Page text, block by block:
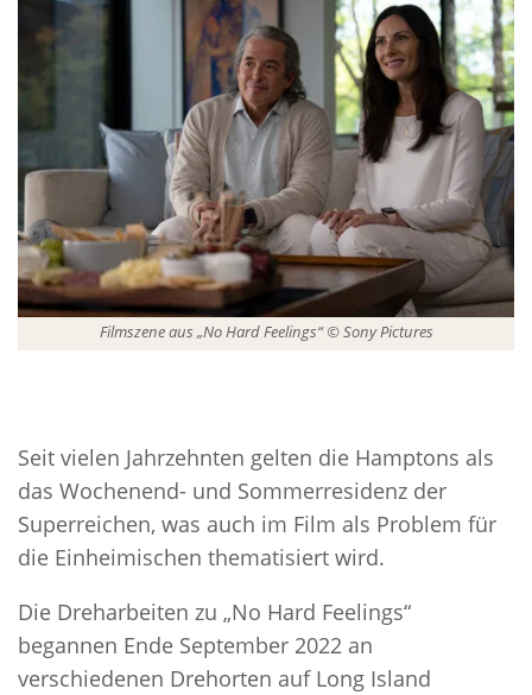
Filmszene aus „No Hard Feelings“ © Sony Pictures
Seit vielen Jahrzehnten gelten die Hamptons als
das Wochenend- und Sommerresidenz der
Superreichen, was auch im Film als Problem für
die Einheimischen thematisiert wird.
Die Dreharbeiten zu „No Hard Feelings“
begannen Ende September 2022 an
verschiedenen Drehorten auf Long Island